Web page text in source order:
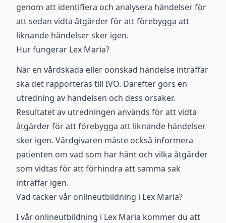
genom att identifiera och analysera händelser för
att sedan vidta åtgärder för att förebygga att
liknande händelser sker igen.
Hur fungerar Lex Maria?
När en vårdskada eller oönskad händelse inträffar
ska det rapporteras till IVO. Därefter görs en
utredning av händelsen och dess orsaker.
Resultatet av utredningen används för att vidta
åtgärder för att förebygga att liknande händelser
sker igen. Vårdgivaren måste också informera
patienten om vad som har hänt och vilka åtgärder
som vidtas för att förhindra att samma sak
inträffar igen.
Vad täcker vår onlineutbildning i Lex Maria?
I vår onlineutbildning i Lex Maria kommer du att